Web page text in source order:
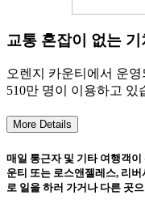
교통 혼잡이 없는
오렌지 카운티에서 운
510만 명이 이용하고 있
More Details
매일 통근자 및 기타 여행객
운티 또는 로스앤젤레스, 리
로 일을 하러 가거나 다른 곳